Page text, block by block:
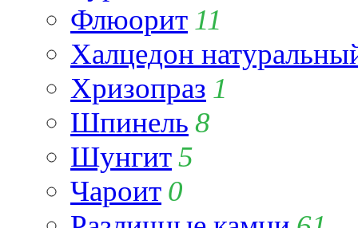
Флюорит 11
Халцедон
Хризопраз 1
Шпинель 8
Шунгит5
Чароит 0